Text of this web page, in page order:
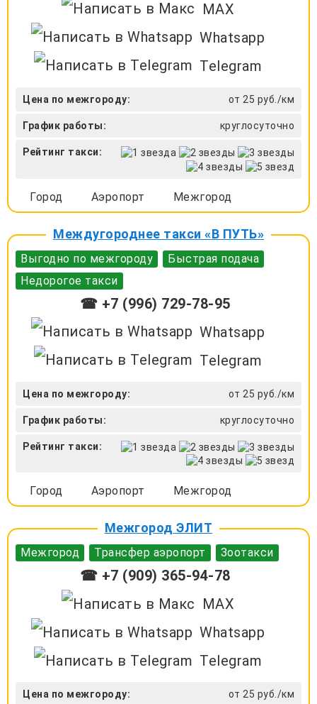
MAX
Whatsapp
Telegram
Цена по межгороду: от 25 руб./км
График работы: круглосуточно
Рейтинг такси:
Город Аэропорт Межгород
Междугороднее такси «В ПУТЬ»
Выгодно по межгороду
Быстрая подача
Недорогое такси
☎ +7 (996) 729-78-95
Whatsapp
Telegram
Цена по межгороду: от 25 руб./км
График работы: круглосуточно
Рейтинг такси:
Город Аэропорт Межгород
Межгород ЭЛИТ
Межгород Трансфер аэропорт Зоотакси
☎ +7 (909) 365-94-78
MAX
Whatsapp
Telegram
Цена по межгороду: от 25 руб./км